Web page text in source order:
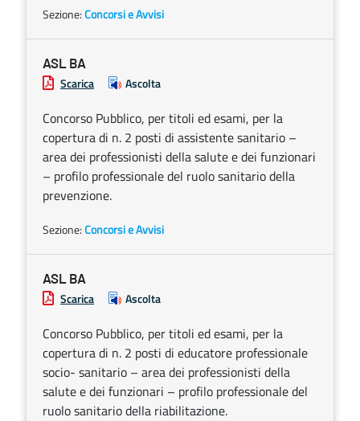
Sezione:Concorsi e Avvisi
ASL BA
Scarica Ascolta
Concorso Pubblico, per titoli ed esami, per la
copertura di n. 2 posti di assistente sanitario –
area dei professionisti della salute e dei funzionari
– profilo professionale del ruolo sanitario della
prevenzione.
Sezione:Concorsi e Avvisi
ASL BA
Scarica Ascolta
Concorso Pubblico, per titoli ed esami, per la
copertura di n. 2 posti di educatore professionale
socio- sanitario – area dei professionisti della
salute e dei funzionari – profilo professionale del
ruolo sanitario della riabilitazione.